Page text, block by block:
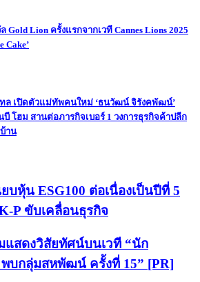
Gold Lion ครั้งแรกจากเวที Cannes Lions 2025
Cake’
ทล เปิดตัวแม่ทัพคนใหม่ ‘ธนวัฒน์ จิรังคพัฒน์’
บี โฮม สานต่อภารกิจเบอร์ 1 วงการธุรกิจค้าปลีก
าน
บหุ้น ESG100 ต่อเนื่องเป็นปีที่ 5
P ขับเคลื่อนธุรกิจ
สดงวิสัยทัศน์บนเวที “นัก
บกลุ่มสหพัฒน์ ครั้งที่ 15” [PR]